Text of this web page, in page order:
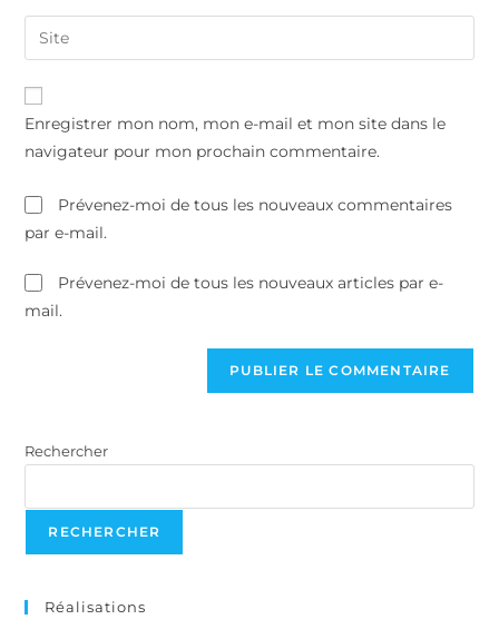
Enregistrer mon nom, mon e-mail et mon site dans le
navigateur pour mon prochain commentaire.
Prévenez-moi de tous les nouveaux commentaires
par e-mail.
Prévenez-moi de tous les nouveaux articles par e-
mail.
Rechercher
RECHERCHER
Réalisations